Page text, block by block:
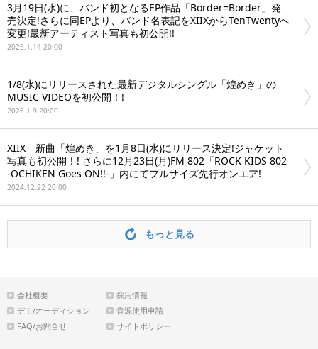
3月19日(水)に、バンド初となるEP作品「Border=Border」発
売決定!さらに同EPより、バンド名表記をXIIXからTenTwentyへ
変更!最新アーティスト写真も初公開!!
2025.1.14 20:00
1/8(水)にリリースされた最新デジタルシングル「煌めき」の
MUSIC VIDEOを初公開！!
2025.1.9 20:00
XIIX 新曲「煌めき」を1月8日(水)にリリース決定!ジャケット
写真も初公開！! さらに12月23日(月)FM 802「ROCK KIDS 802
-OCHIKEN Goes ON!!-」内にてフルサイズ先行オンエア!
2024.12.22 20:00
もっと見る
会社概要
採用情報
デモ/オーディション
音源使用申請
FAQ/お問合せ
サイトポリシー